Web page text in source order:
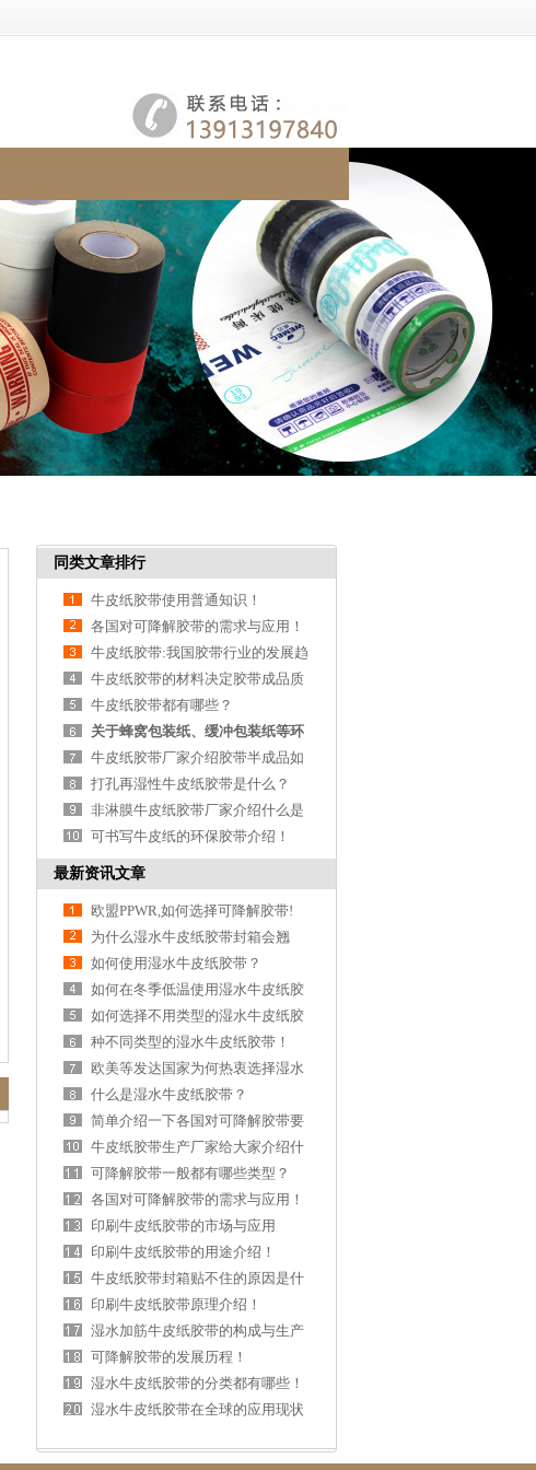
同类文章排行
牛皮纸胶带使用普通知识！
各国对可降解胶带的需求与应用！
牛皮纸胶带:我国胶带行业的发展趋
势
牛皮纸胶带的材料决定胶带成品质
量！
牛皮纸胶带都有哪些？
关于蜂窝包装纸、缓冲包装纸等环
保包装原料介
牛皮纸胶带厂家介绍胶带半成品如
何存储与运输
打孔再湿性牛皮纸胶带是什么？
非淋膜牛皮纸胶带厂家介绍什么是
环保纸？
可书写牛皮纸的环保胶带介绍！
最新资讯文章
欧盟PPWR,如何选择可降解胶带!
为什么湿水牛皮纸胶带封箱会翘
边？
如何使用湿水牛皮纸胶带？
如何在冬季低温使用湿水牛皮纸胶
带?
如何选择不用类型的湿水牛皮纸胶
带
种不同类型的湿水牛皮纸胶带！
欧美等发达国家为何热衷选择湿水
牛皮纸胶带包
什么是湿水牛皮纸胶带？
简单介绍一下各国对可降解胶带要
求与标准！
牛皮纸胶带生产厂家给大家介绍什
么是湿水胶带
可降解胶带一般都有哪些类型？
各国对可降解胶带的需求与应用！
印刷牛皮纸胶带的市场与应用
印刷牛皮纸胶带的用途介绍！
牛皮纸胶带封箱贴不住的原因是什
么？
印刷牛皮纸胶带原理介绍！
湿水加筋牛皮纸胶带的构成与生产
方式!
可降解胶带的发展历程！
湿水牛皮纸胶带的分类都有哪些！
湿水牛皮纸胶带在全球的应用现状